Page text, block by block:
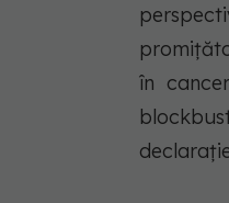
în